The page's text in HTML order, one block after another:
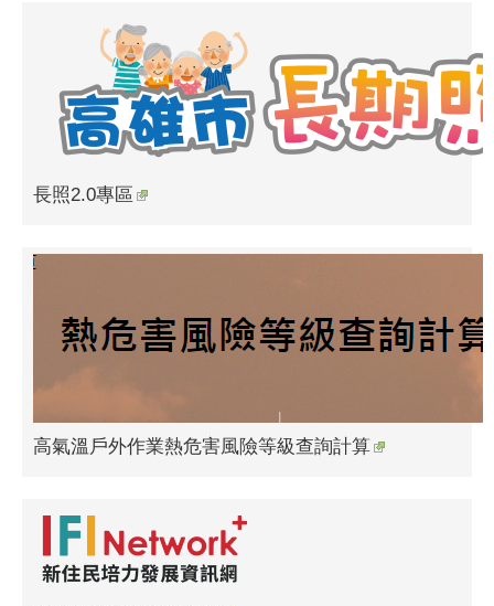
長照2.0專區
高氣溫戶外作業熱危害風險等級查詢計算